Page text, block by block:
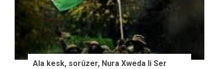
Ala kesk, sorûzer, Nura Xweda li Ser